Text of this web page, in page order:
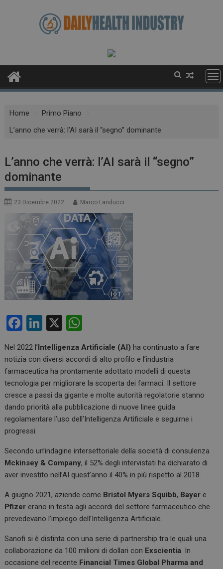
Home
Primo Piano
L’anno che verrà: l’AI sarà il “segno” dominante
L’anno che verrà: l’AI sarà il “segno”
dominante
23 Dicembre 2022 Marco Landucci
F
ce
b
o
o
k
Li
ke
dI
n
X
at
s
A
p
p
Nel 2022 l’Intelligenza Artificiale (AI) ha continuato a fare
notizia con diversi accordi di alto profilo e l’industria
farmaceutica ha prontamente adottato modelli di questa
tecnologia per migliorare la scoperta dei farmaci. Il settore
cresce a passi da gigante e molte autorità regolatorie stanno
dando priorità alla pubblicazione di nuove linee guida
regolamentare l’uso dell’Intelligenza Artificiale e seguirne i
progressi.
Secondo un’indagine intersettoriale della società di consulenza
Mckinsey & Company, il 52% degli intervistati ha dichiarato di
aver investito nell’AI quest’anno il 40% in più rispetto al 2018.
A giugno 2021, aziende come Bristol Myers Squibb, Bayer e
Pfizer erano in testa agli accordi del settore farmaceutico che
prevedevano l’impiego dell’Intelligenza Artificiale.
Sanofi si è distinta con una serie di partnership tra le quali una
collaborazione da 100 milioni di dollari con Exscientia . In
occasione del recente Financial Times Global Pharma and